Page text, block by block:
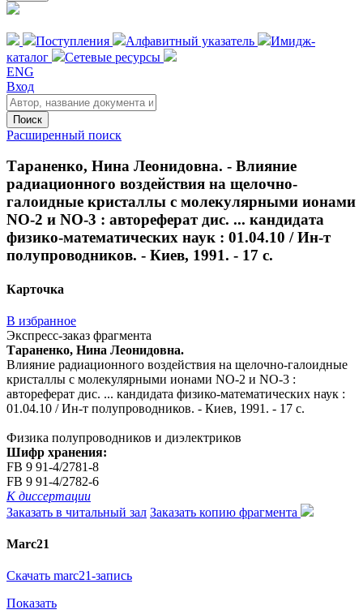
Поступления Алфавитный указатель
Имидж-
каталог
Сетевые ресурсы
ENG
Вход
Поиск
Расширенный поиск
Тараненко, Нина Леонидовна. - Влияние
радиационного воздействия на щелочно-
галоидные кристаллы с молекулярными ионами
NO-2 и NO-3 : автореферат дис. ... кандидата
физико-математических наук : 01.04.10 / Ин-т
полупроводников. - Киев, 1991. - 17 с.
Карточка
В избранное
Экспресс-заказ фрагмента
Тараненко, Нина Леонидовна.
Влияние радиационного воздействия на щелочно-галоидные
кристаллы с молекулярными ионами NO-2 и NO-3 :
автореферат дис. ... кандидата физико-математических наук :
01.04.10 / Ин-т полупроводников. - Киев, 1991. - 17 с.
Физика полупроводников и диэлектриков
Шифр хранения:
FB 9 91-4/2781-8
FB 9 91-4/2782-6
К диссертации
Заказать в читальный зал Заказать копию фрагмента
Marc21
Скачать marc21-запись
Показать